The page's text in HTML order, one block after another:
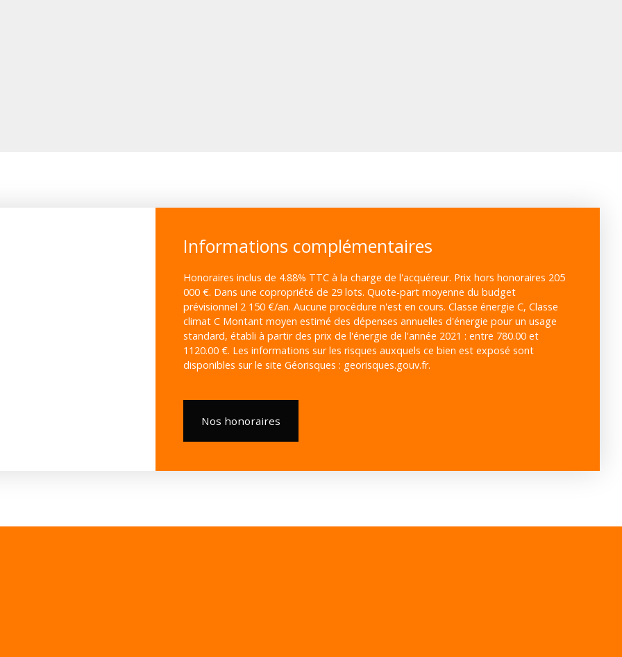
Informations complémentaires
Honoraires inclus de 4.88% TTC à la charge de l'acquéreur. Prix hors honoraires 205
000 €. Dans une copropriété de 29 lots. Quote-part moyenne du budget
prévisionnel 2 150 €/an. Aucune procédure n'est en cours. Classe énergie C, Classe
climat C Montant moyen estimé des dépenses annuelles d'énergie pour un usage
standard, établi à partir des prix de l'énergie de l'année 2021 : entre 780.00 et
1120.00 €. Les informations sur les risques auxquels ce bien est exposé sont
disponibles sur le site Géorisques : georisques.gouv.fr.
Nos honoraires